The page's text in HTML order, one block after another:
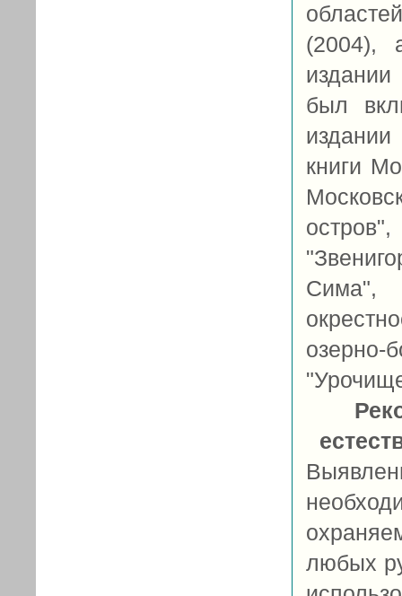
(2004),
издании
был
книги
любых